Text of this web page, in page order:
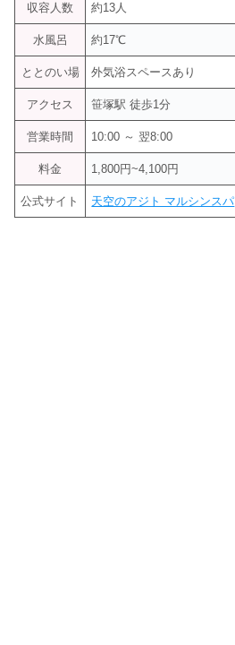
収容人数 約13人
水風呂 約17℃
ととのい場 外気浴スペースあり
アクセス 笹塚駅 徒歩1分
営業時間 10:00 ～ 翌8:00
料金 1,800円~4,100円
公式サイト 天空のアジト マルシンスパ